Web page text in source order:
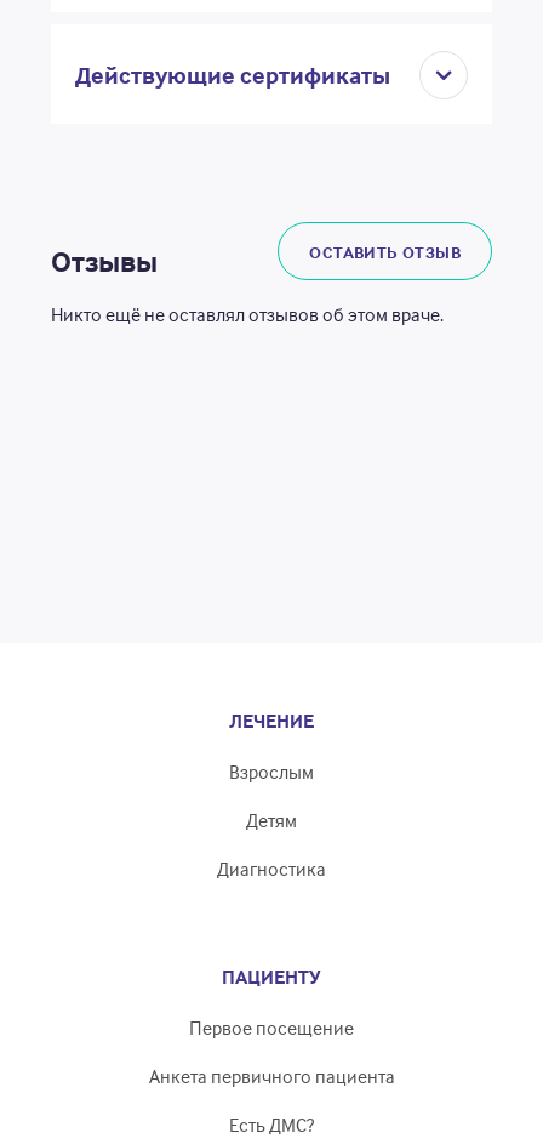
Действующие сертификаты
Отзывы ОСТАВИТЬ ОТЗЫВ
Никто ещё не оставлял отзывов об этом враче.
ЛЕЧЕНИЕ
Взрослым
Детям
Диагностика
ПАЦИЕНТУ
Первое посещение
Анкета первичного пациента
Есть ДМС?